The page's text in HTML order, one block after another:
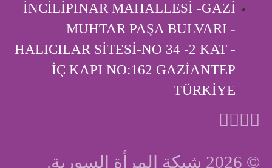
İNCİLİPINAR MAHALLESİ -GAZİ
MUHTAR PAŞA BULVARI -
HALICILAR SİTESİ-NO 34 -2 KAT -
İÇ KAPI ‎NO:162 GAZİANTEP
TÜRKİYE
© 2026 شبكة المرأة السورية.